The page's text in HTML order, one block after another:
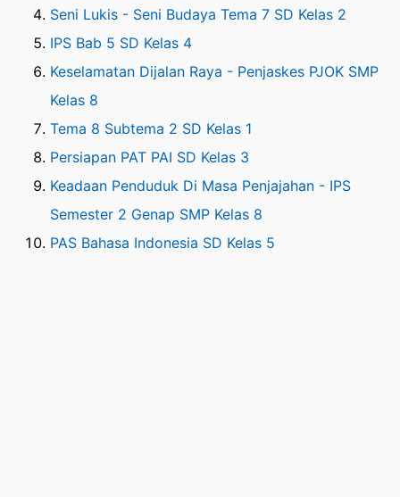
Seni Lukis - Seni Budaya Tema 7 SD Kelas 2
IPS Bab 5 SD Kelas 4
Keselamatan Dijalan Raya - Penjaskes PJOK SMP
Kelas 8
Tema 8 Subtema 2 SD Kelas 1
Persiapan PAT PAI SD Kelas 3
Keadaan Penduduk Di Masa Penjajahan - IPS
Semester 2 Genap SMP Kelas 8
PAS Bahasa Indonesia SD Kelas 5